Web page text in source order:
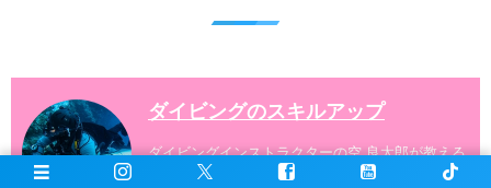
ダイビングのスキルアップ
ダイビングインストラクターの空 良太郎が教える
スキューバダイビングの完全攻略マニュアル。